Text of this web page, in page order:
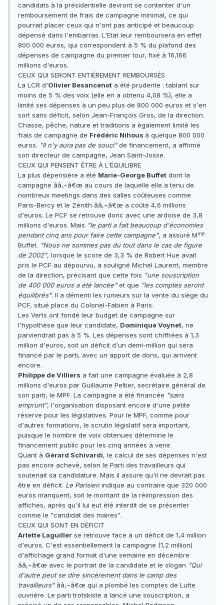
candidats à la présidentielle devront se contenter d'un
remboursement de frais de campagne minimal, ce qui
pourrait placer ceux qui n'ont pas anticipé et beaucoup
dépensé dans l'embarras. L'Etat leur remboursera en effet
800 000 euros, qui correspondent à 5 % du plafond des
dépenses de campagne du premier tour, fixé à 16,166
millions d'euros.
CEUX QUI SERONT ENTIÈREMENT REMBOURSÉS
La LCR d'Olivier Besancenot a été prudente : tablant sur
moins de 5 % des voix (elle en a obtenu 4,08 %), elle a
limité ses dépenses à un peu plus de 800 000 euros et s'en
sort sans déficit, selon Jean-François Gros, de la direction.
Chasse, pêche, nature et traditions a également limité les
frais de campagne de Frédéric Nihous à quelque 800 000
euros. "Il n'y aura pas de souci"de financement, a affirmé
son directeur de campagne, Jean Saint-Josse.
CEUX QUI PENSENT ÊTRE À L'ÉQUILIBRE
La plus dépensière a été Marie-George Buffet dont la
campagne ââ‚¬â€œ au cours de laquelle elle a tenu de
nombreux meetings dans des salles coûteuses comme
Paris-Bercy et le Zénith ââ‚¬â€œ a coûté 4,6 millions
d'euros. Le PCF se retrouve donc avec une ardoise de 3,8
millions d'euros. Mais "le parti a fait beaucoup d'économies
pendant cinq ans pour faire cette campagne", a assuré Mme
Buffet. "Nous ne sommes pas du tout dans le cas de figure
de 2002", lorsque le score de 3,3 % de Robert Hue avait
pris le PCF au dépourvu, a souligné Michel Laurent, membre
de la direction, précisant que cette fois "une souscription
de 400 000 euros a été lancée"et que "les comptes seront
équilibrés". Il a démenti les rumeurs sur la vente du siège du
PCF, situé place du Colonel-Fabien à Paris.
Les Verts ont fondé leur budget de campagne sur
l'hypothèse que leur candidate, Dominique Voynet, ne
parviendrait pas à 5 %. Les dépenses sont chiffrées à 1,3
million d'euros, soit un déficit d'un demi-million qui sera
financé par le parti, avec un apport de dons, qui arrivent
encore.
Philippe de Villiers a fait une campagne évaluée à 2,8
millions d'euros par Guillaume Peltier, secrétaire général de
son parti, le MPF. La campagne a été financée "sans
emprunt", l'organisation disposant encore d'une petite
réserve pour les législatives. Pour le MPF, comme pour
d'autres formations, le scrutin législatif sera important,
puisque le nombre de voix obtenues détermine le
financement public pour les cinq années à venir.
Quant à Gérard Schivardi, le calcul de ses dépenses n'est
pas encore achevé, selon le Parti des travailleurs qui
soutenait sa candidature. Mais il assure qu'il ne devrait pas
être en déficit. Le Parisien indique au contraire que 320 000
euros manquent, soit le montant de la réimpression des
affiches, après qu'il lui eut été interdit de se présenter
comme le "candidat des maires".
CEUX QUI SONT EN DÉFICIT
Arlette Laguiller se retrouve face à un déficit de 1,4 million
d'euros. C'est essentiellement la campagne (1,2 million)
d'affichage grand format d'une semaine en décembre
ââ‚¬â€œ avec le portrait de la candidate et le slogan "Qui
d'autre peut se dire sincèrement dans le camp des
travailleurs"ââ‚¬â€œ qui a plombé les comptes de Lutte
ouvrière. Le parti trotskiste a lancé une souscription, a